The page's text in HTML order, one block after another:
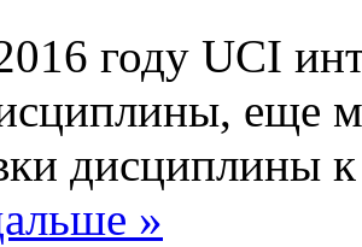
году UCI
еще
дисциплины
»